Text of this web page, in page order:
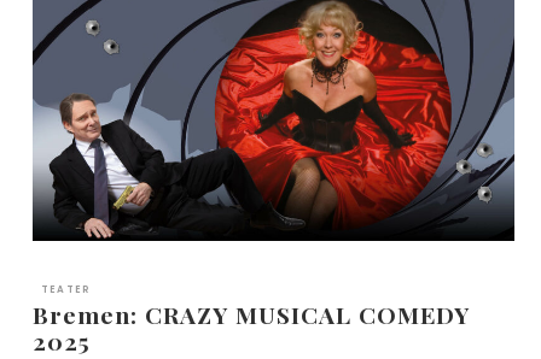
TEATER
Bremen: CRAZY MUSICAL COMEDY
2025